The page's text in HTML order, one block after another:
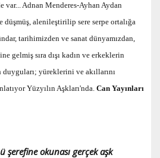
var...Adnan Menderes-Ayhan Aydan
alenileştirilip sere serpe ortalığa
tarihimizden ve sanat dünyamızdan,
gelmiş sıra dışı kadın ve erkeklerin
duyguları; yüreklerini ve akıllarını
Yüzyılın Aşkları'nda. Can Yayınları
şerefine okunası gerçek aşk